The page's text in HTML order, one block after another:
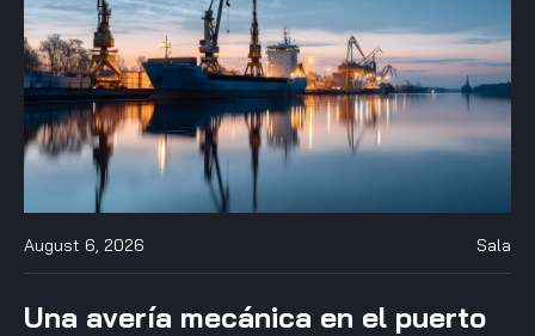
August 6, 2026 Sala
Una avería mecánica en el puerto